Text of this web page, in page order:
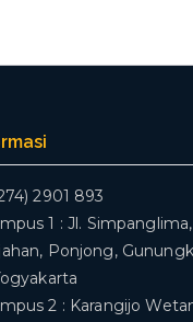
2901 893
1 : Jl.
Ponjong,
2 : Karangijo